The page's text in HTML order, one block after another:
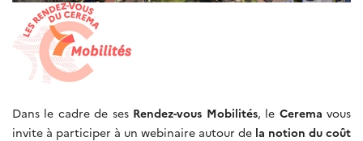
Dans le cadre de sesRendez-vous Mobilités, le Ceremavous
invite à participer à un webinaire autour de la notion du coût